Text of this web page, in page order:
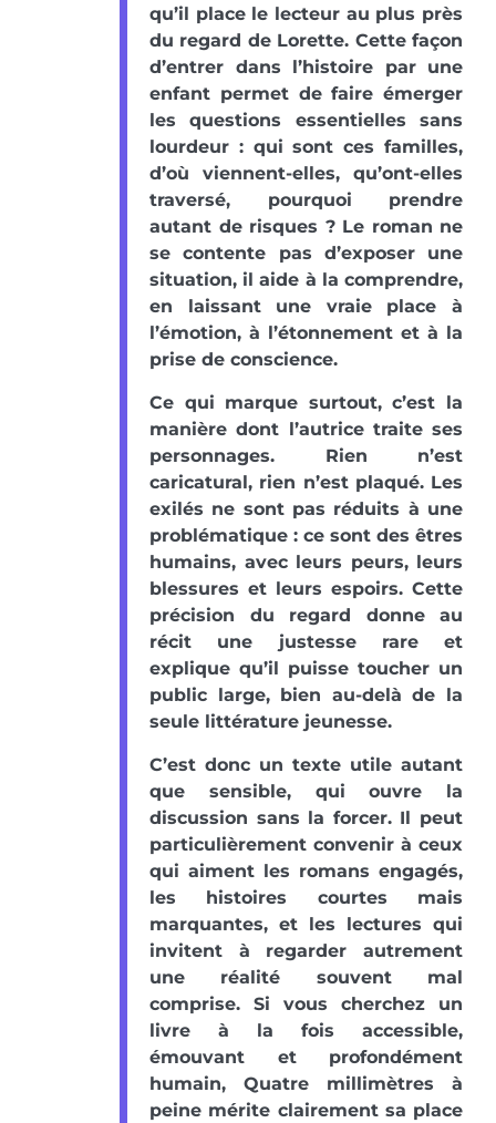
qu’il place le lecteur au plus près
du regard de Lorette. Cette façon
d’entrer dans l’histoire par une
enfant permet de faire émerger
les questions essentielles sans
lourdeur : qui sont ces familles,
d’où viennent-elles, qu’ont-elles
traversé, pourquoi prendre
autant de risques ? Le roman ne
se contente pas d’exposer une
situation, il aide à la comprendre,
en laissant une vraie place à
l’émotion, à l’étonnement et à la
prise de conscience.
Ce qui marque surtout, c’est la
manière dont l’autrice traite ses
personnages. Rien n’est
caricatural, rien n’est plaqué. Les
exilés ne sont pas réduits à une
problématique : ce sont des êtres
humains, avec leurs peurs, leurs
blessures et leurs espoirs. Cette
précision du regard donne au
récit une justesse rare et
explique qu’il puisse toucher un
public large, bien au-delà de la
seule littérature jeunesse.
C’est donc un texte utile autant
que sensible, qui ouvre la
discussion sans la forcer. Il peut
particulièrement convenir à ceux
qui aiment les romans engagés,
les histoires courtes mais
marquantes, et les lectures qui
invitent à regarder autrement
une réalité souvent mal
comprise. Si vous cherchez un
livre à la fois accessible,
émouvant et profondément
humain, Quatre millimètres à
peine mérite clairement sa place